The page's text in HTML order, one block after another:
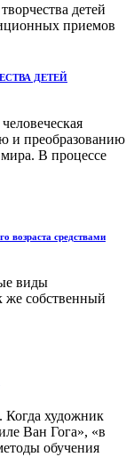
детей
приемов
ДЕТЕЙ
и преобразованию
В процессе
возраста средствами
виды
же собственный
художник
Ван Гога», «в
обучения